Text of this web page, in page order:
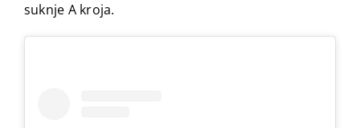
suknje A kroja.